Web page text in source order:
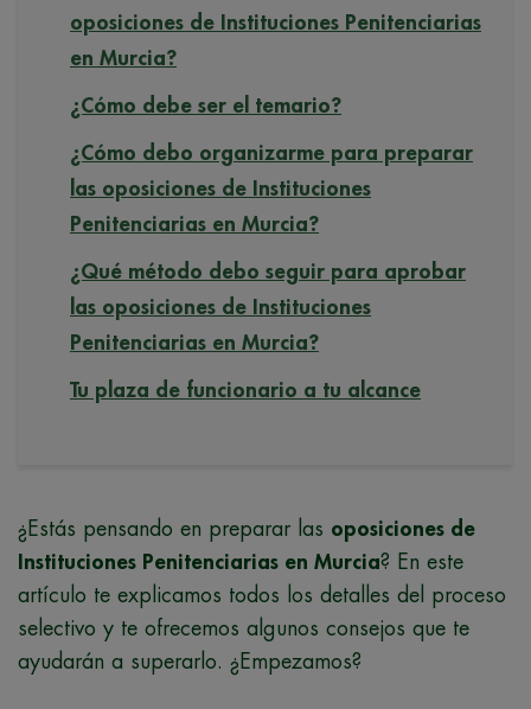
oposiciones de Instituciones Penitenciarias
en Murcia?
¿Cómo debe ser el temario?
¿Cómo debo organizarme para preparar
las oposiciones de Instituciones
Penitenciarias en Murcia?
¿Qué método debo seguir para aprobar
las oposiciones de Instituciones
Penitenciarias en Murcia?
Tu plaza de funcionario a tu alcance
¿Estás pensando en preparar las oposiciones de
Instituciones Penitenciarias en Murcia? En este
artículo te explicamos todos los detalles del proceso
selectivo y te ofrecemos algunos consejos que te
ayudarán a superarlo. ¿Empezamos?